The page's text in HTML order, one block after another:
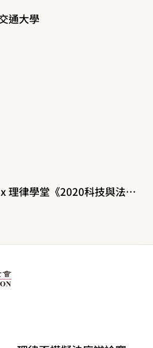
通大學
交通大學 x 理律學堂《2020科技與法律跨領域暑假營隊》